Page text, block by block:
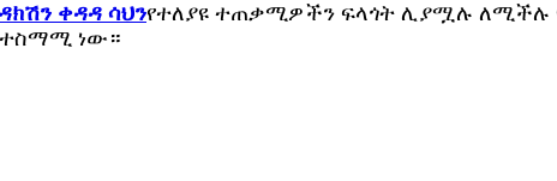
ቀዳዳ ሳህንየተለያዩ ተጠቃሚዎችን ፍላጎት ሊያሟሉ ለሚችሉ
ነው።